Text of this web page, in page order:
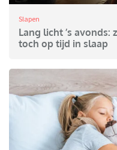
Slapen
Lang licht ’s
toch op tijd in slaap